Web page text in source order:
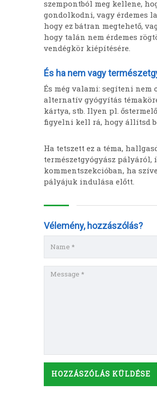
szempontból meg kellene,
gondolkodni, vagy érdemes
hogy ez bátran megtehető,
hogy talán nem érdemes
vendégkör kiépítésére.
És ha nem vagy
És még valami: segíteni
alternatív gyógyítás
kártya, stb. Ilyen pl.
figyelni kell rá, hogy állítsd
Ha tetszett ez a téma,
természetgyógyász
kommentszekcióban, ha
pályájuk indulása előtt.
Vélemény, hozzászólás?